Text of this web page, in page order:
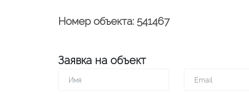
Номер объекта: 541467
Заявка на объект